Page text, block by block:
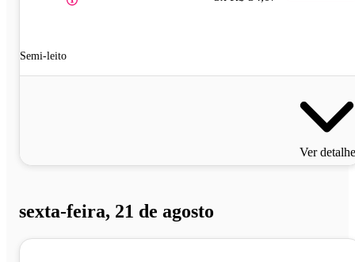
Semi-leito
Ver
sexta-feira, 21 de agosto